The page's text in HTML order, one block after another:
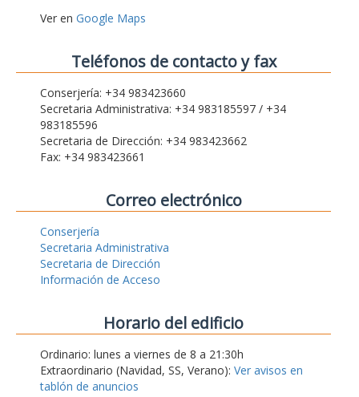
Ver en Google Maps
Teléfonos de contacto y fax
Conserjería: +34 983423660
Secretaria Administrativa: +34 983185597 / +34
983185596
Secretaria de Dirección: +34 983423662
Fax: +34 983423661
Correo electrónico
Conserjería
Secretaria Administrativa
Secretaria de Dirección
Información de Acceso
Horario del edificio
Ordinario: lunes a viernes de 8 a 21:30h
Extraordinario (Navidad, SS, Verano): Ver avisos en
tablón de anuncios